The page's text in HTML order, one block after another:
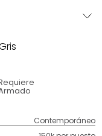
Contemporáneo